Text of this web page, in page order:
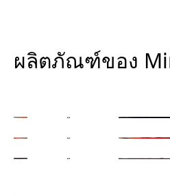
ผลิตภัณฑ์ของ
แหล่งข้อมูลที่ครบถ้วนสำหรับติ
นวัตกรรมสินค้าใหม่ทั่วโลก
Mintel Reports
เข้าใจสิ่งใหม่และแนวโน้มถั